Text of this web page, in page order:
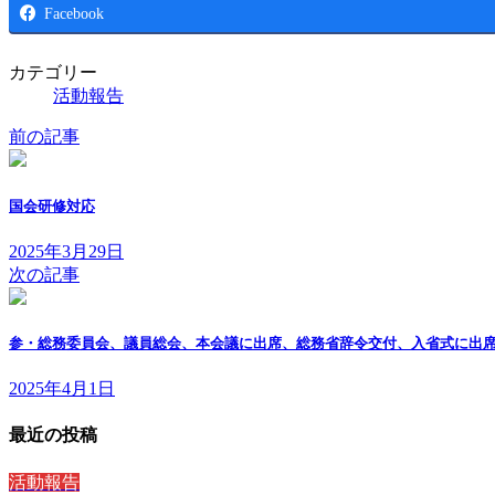
Facebook
カテゴリー
活動報告
前の記事
国会研修対応
2025年3月29日
次の記事
参・総務委員会、議員総会、本会議に出席、総務省辞令交付、入省式に出
2025年4月1日
最近の投稿
活動報告